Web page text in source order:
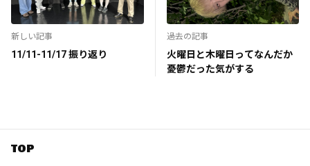
新しい記事
11/11-11/17 振り返り
過去の記事
火曜日と木曜日ってなんだか
憂鬱だった気がする
TOP